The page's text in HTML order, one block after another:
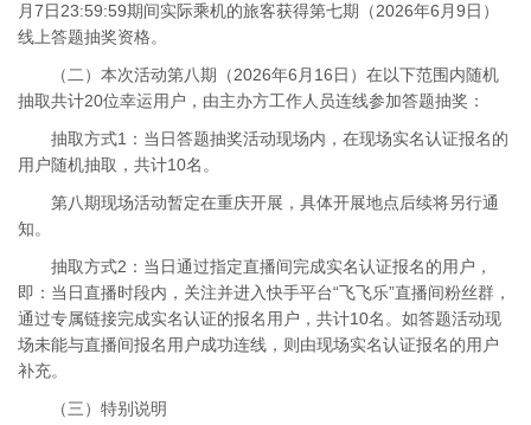
月7日23:59:59期间实际乘机的旅客获得第七期（2026年6月9日）
线上答题抽奖资格。
（二）本次活动第八期（2026年6月16日）在以下范围内随机
抽取共计20位幸运用户，由主办方工作人员连线参加答题抽奖：
抽取方式1：当日答题抽奖活动现场内，在现场实名认证报名的
用户随机抽取，共计10名。
第八期现场活动暂定在重庆开展，具体开展地点后续将另行通
知。
抽取方式2：当日通过指定直播间完成实名认证报名的用户，
即：当日直播时段内，关注并进入快手平台“飞飞乐”直播间粉丝群，
通过专属链接完成实名认证的报名用户，共计10名。如答题活动现
场未能与直播间报名用户成功连线，则由现场实名认证报名的用户
补充。
（三）特别说明